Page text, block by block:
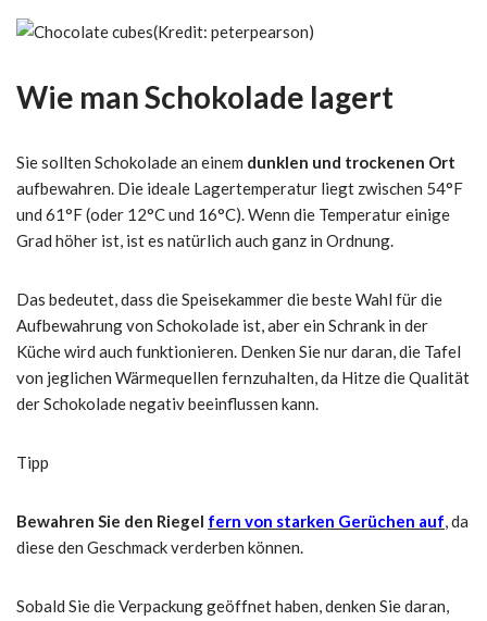
(Kredit: peterpearson)
Wie man Schokolade lagert
Sie sollten Schokolade an einem dunklen und trockenen Ort
aufbewahren. Die ideale Lagertemperatur liegt zwischen 54°F
und 61°F (oder 12°C und 16°C). Wenn die Temperatur einige
Grad höher ist, ist es natürlich auch ganz in Ordnung.
Das bedeutet, dass die Speisekammer die beste Wahl für die
Aufbewahrung von Schokolade ist, aber ein Schrank in der
Küche wird auch funktionieren. Denken Sie nur daran, die Tafel
von jeglichen Wärmequellen fernzuhalten, da Hitze die Qualität
der Schokolade negativ beeinflussen kann.
Tipp
Bewahren Sie den Riegel fern von starken Gerüchen auf, da
diese den Geschmack verderben können.
Sobald Sie die Verpackung geöffnet haben, denken Sie daran,